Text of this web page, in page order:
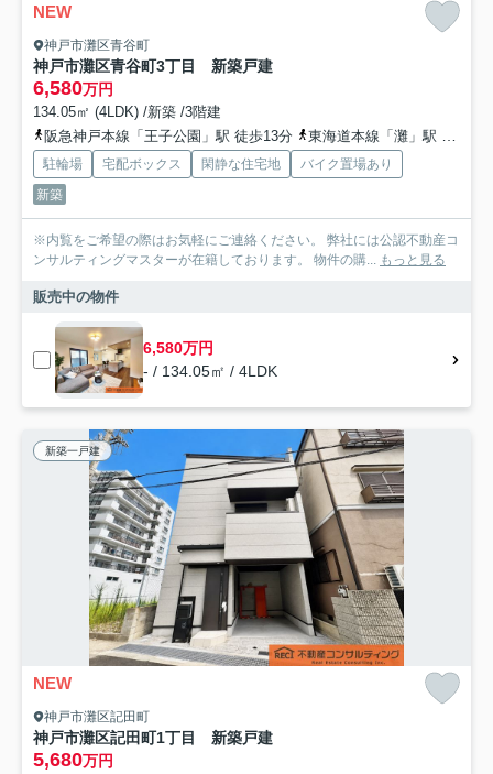
NEW
神戸市灘区青谷町
神戸市灘区青谷町3丁目 新築戸建
6,580万円
134.05㎡ (4LDK) /新築 /3階建
阪急神戸本線「王子公園」駅 徒歩13分
東海道本線「灘」駅 徒歩17分
駐輪場 宅配ボックス 閑静な住宅地
バイク置場あり
新築
※内覧をご希望の際はお気軽にご連絡ください。 弊社には公認不動産コ
ンサルティングマスターが在籍しております。 物件の購... もっと見る
販売中の物件
6,580万円
- / 134.05㎡ / 4LDK
新築一戸建
NEW
神戸市灘区記田町
神戸市灘区記田町1丁目 新築戸建
5,680万円